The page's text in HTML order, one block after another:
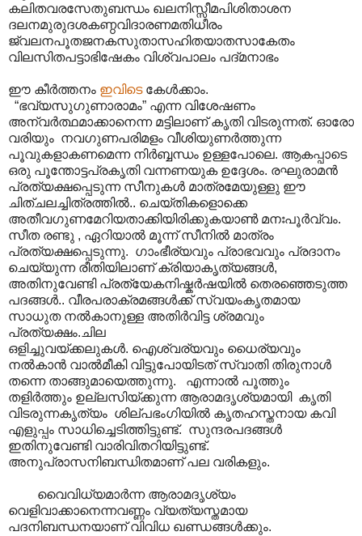
കലിതവരസേതുബന്ധം ഖലനിസ്സീമപിശിതാശന
ദലനമുരുദശകണ്ഠവിദാരണമതിധീരം
ജ്വലനപൂതജനകസുതാസഹിതയാതസാകേതം
വിലസിതപട്ടാഭിഷേകം വിശ്വപാലം പദ്‌മനാഭം
ഈ കീർത്തനം ഇവിടെകേൾക്കാം.
“ഭവ്യസുഗുണാരാമം” എന്ന വിശേഷണം
അന്വര്‍ത്ഥമാക്കാനെന്ന മട്ടിലാണ് കൃതി വിടരുന്നത്. ഓരോ
വരിയും നവഗുണപരിമളം വീശിയുണര്‍ത്തുന്ന
പൂവുകളാകണമെന്ന നിർബ്ബന്ധം ഉള്ളപോലെ. ആകപ്പാടെ
ഒരു പൂന്തോട്ടപ്രകൃതി വന്നണയുക ഉദ്ദേശം. രഘുരാമന്‍
പ്രത്യക്ഷപ്പെടുന്ന സീനുകള്‍ മാത്രമേയുള്ളു ഈ
ചിത്ചലച്ചിത്രത്തില്‍.. ചെയ്തികളൊക്കെ
അതീവഗുണമേറിയതാക്കിയിരിക്കുകയാണ്‍ മനഃപൂര്‍വ്വം.
സീത രണ്ടു ‍, ഏറിയാൽ മൂന്ന് സീനിൽ മാത്രം
പ്രത്യക്ഷപ്പെടുന്നു. ഗാംഭീര്യവും പ്രാഭവവും പ്രദാനം
ചെയ്യുന്ന രീതിയിലാണ് ക്രിയാകൃത്യങ്ങള്‍,
അതിനുവേണ്ടി പ്രത്യേകനിഷ്കര്‍ഷയില്‍ തെരഞ്ഞെടുത്ത
പദങ്ങള്‍.. വീരപരാക്രമങ്ങള്‍ക്ക് സ്വയംകൃതമായ
സാധുത നല്‍കാനുള്ള അതിര്‍വിട്ട ശ്രമവും
പ്രത്യക്ഷം.ചില
ഒളിച്ചുവയ്ക്കലുകള്‍. ഐശ്വര്യവും ധൈര്യവും
നല്‍കാന്‍ വാല്‍മീകി വിട്ടുപോയിടത് സ്വാതി തിരുനാള്‍
തന്നെ താങ്ങുമായെത്തുന്നു. എന്നാല്‍ പൂത്തും
തളിര്‍ത്തും ഉല്ലസിയ്ക്കുന്ന ആരാമദൃശ്യമായി കൃതി
വിടരുന്നകൃത്യം ശില്പഭംഗിയില്‍ കൃതഹസ്തനായ കവി
എളുപ്പം സാധിച്ചെടിത്തിട്ടുണ്ട്. സുന്ദരപദങ്ങൾ
ഇതിനുവേണ്ടി വാരിവിതറിയിട്ടുണ്ട്.
അനുപ്രാസനിബന്ധിതമാണ് പല വരികളും.
വൈവിധ്യമാർന്ന ആരാമദൃശ്യം
വെളിവാക്കാനെന്നവണ്ണം വ്യത്യസ്തമായ
പദനിബന്ധനയാണ് വിവിധ ഖണ്ഡങ്ങള്‍ക്കും.